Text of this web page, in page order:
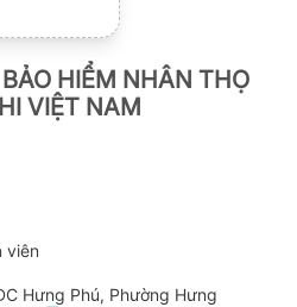
HIỂM NHÂN THỌ
VIỆT NAM
viên
Hưng Phú, Phường Hưng